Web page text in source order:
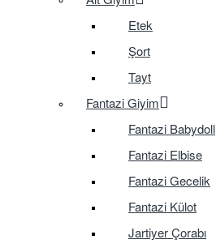
Etek
Şort
Tayt
Fantazi Giyim
Fantazi Babydoll
Fantazi Elbise
Fantazi Gecelik
Fantazi Külot
Jartiyer Çorabı